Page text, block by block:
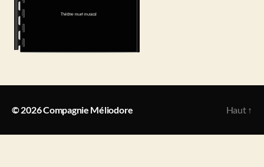
© 2026Compagnie Méliodore Haut ↑